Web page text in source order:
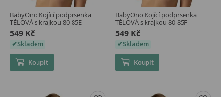
BabyOno Kojící podprsenka
TĚLOVÁ s krajkou 80-85E
549 Kč
Skladem
Koupit
BabyOno Kojící podprsenka
TĚLOVÁ s krajkou 80-85F
549 Kč
Skladem
Koupit